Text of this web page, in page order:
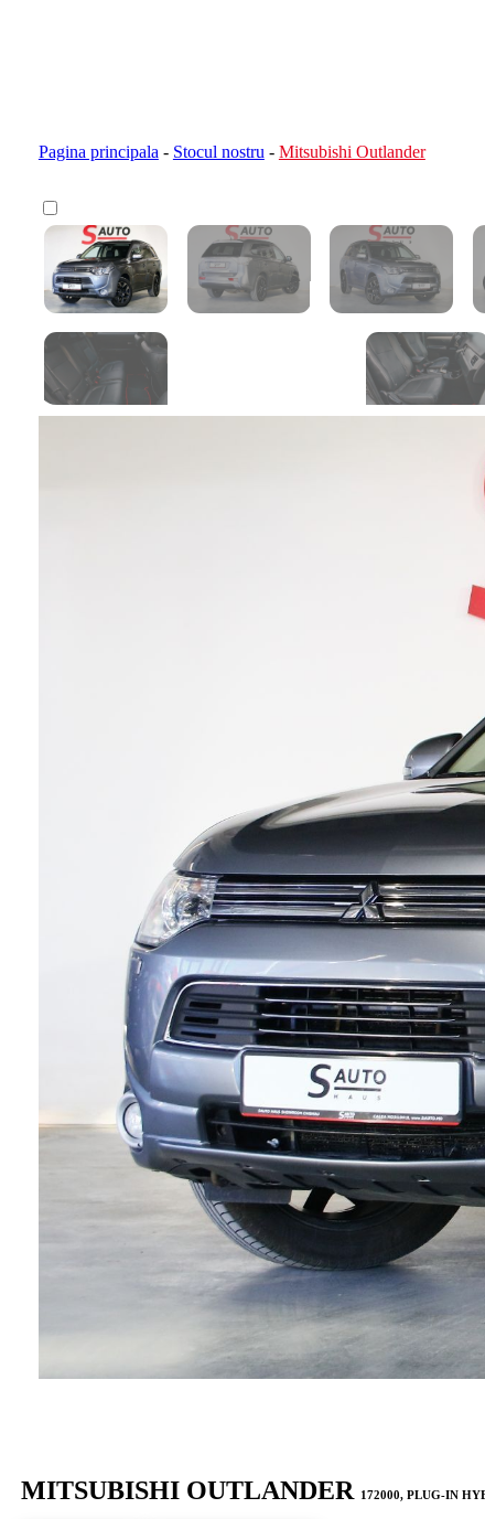
Pagina principala - Stocul nostru - Mitsubishi Outlander
MITSUBISHI OUTLANDER 172000, PLUG-IN